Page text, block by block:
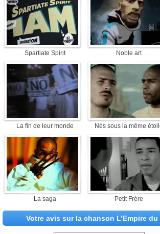
Spartiate Spirit Noble art
La fin de leur monde Nés sous la même
La saga Petit Frère
Votre avis sur la chanson L’Empire